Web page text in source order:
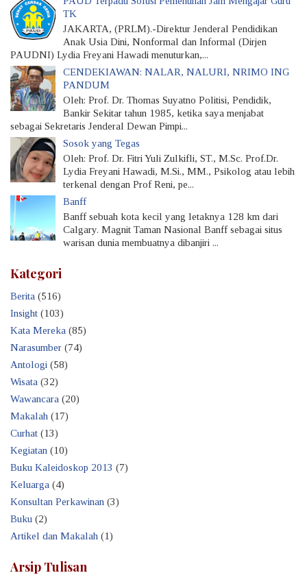
TK
JAKARTA, (PRLM).-Direktur Jenderal Pendidikan
Anak Usia Dini, Nonformal dan Informal (Dirjen
PAUDNI) Lydia Freyani Hawadi menuturkan,...
CENDEKIAWAN: NALAR, NALURI, NRIMO ING
PANDUM
Oleh: Prof. Dr. Thomas Suyatno Politisi, Pendidik,
Bankir Sekitar tahun 1985, ketika saya menjabat
sebagai Sekretaris Jenderal Dewan Pimpi...
Sosok yang Tegas
Oleh: Prof. Dr. Fitri Yuli Zulkifli, ST., M.Sc. Prof.Dr.
Lydia Freyani Hawadi, M.Si., MM., Psikolog atau lebih
terkenal dengan Prof Reni, pe...
Banff
Banff sebuah kota kecil yang letaknya 128 km dari
Calgary. Magnit Taman Nasional Banff sebagai situs
warisan dunia membuatnya dibanjiri ...
Kategori
Berita (516)
Insight (103)
Kata Mereka (85)
Narasumber (74)
Antologi (58)
Wisata (32)
Wawancara (20)
Makalah (17)
Curhat (13)
Kegiatan (10)
Buku Kaleidoskop 2013 (7)
Keluarga (4)
Konsultan Perkawinan (3)
Buku (2)
Artikel dan Makalah (1)
Arsip Tulisan